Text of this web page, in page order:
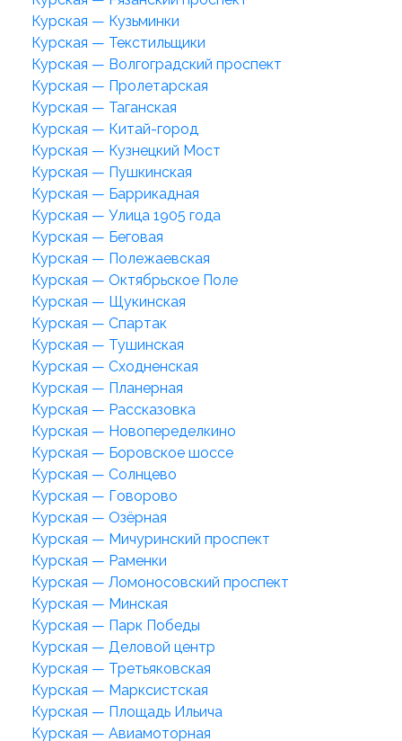
Курская — Кузьминки
Курская — Текстильщики
Курская — Волгоградский проспект
Курская — Пролетарская
Курская — Таганская
Курская — Китай-город
Курская — Кузнецкий Мост
Курская — Пушкинская
Курская — Баррикадная
Курская — Улица 1905 года
Курская — Беговая
Курская — Полежаевская
Курская — Октябрьское Поле
Курская — Щукинская
Курская — Спартак
Курская — Тушинская
Курская — Сходненская
Курская — Планерная
Курская — Рассказовка
Курская — Новопеределкино
Курская — Боровское шоссе
Курская — Солнцево
Курская — Говорово
Курская — Озёрная
Курская — Мичуринский проспект
Курская — Раменки
Курская — Ломоносовский проспект
Курская — Минская
Курская — Парк Победы
Курская — Деловой центр
Курская — Третьяковская
Курская — Марксистская
Курская — Площадь Ильича
Курская — Авиамоторная